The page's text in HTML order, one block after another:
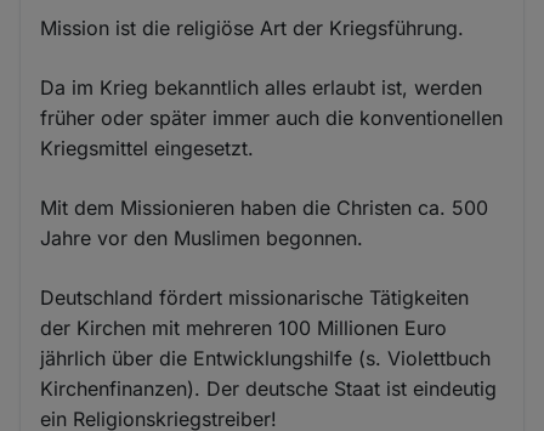
Mission ist die religiöse Art der Kriegsführung.
Da im Krieg bekanntlich alles erlaubt ist, werden
früher oder später immer auch die konventionellen
Kriegsmittel eingesetzt.
Mit dem Missionieren haben die Christen ca. 500
Jahre vor den Muslimen begonnen.
Deutschland fördert missionarische Tätigkeiten
der Kirchen mit mehreren 100 Millionen Euro
jährlich über die Entwicklungshilfe (s. Violettbuch
Kirchenfinanzen). Der deutsche Staat ist eindeutig
ein Religionskriegstreiber!